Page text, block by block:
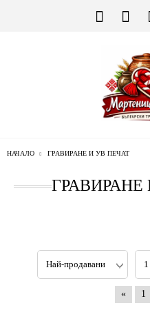
НАЧАЛО ГРАВИРАНЕ И УВ ПЕЧАТ
ГРАВИРАНЕ
« 1